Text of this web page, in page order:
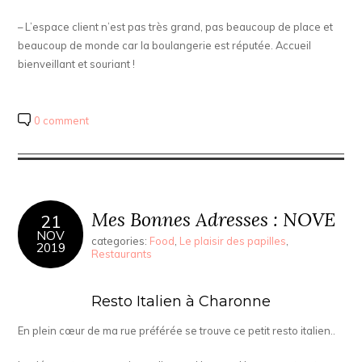
– L’espace client n’est pas très grand, pas beaucoup de place et
beaucoup de monde car la boulangerie est réputée. Accueil
bienveillant et souriant !
0 comment
21
NOV
2019
Mes Bonnes Adresses : NOVE
categories: Food Le plaisir des papilles
Restaurants
Resto Italien à Charonne
En plein cœur de ma rue préférée se trouve ce petit resto italien..